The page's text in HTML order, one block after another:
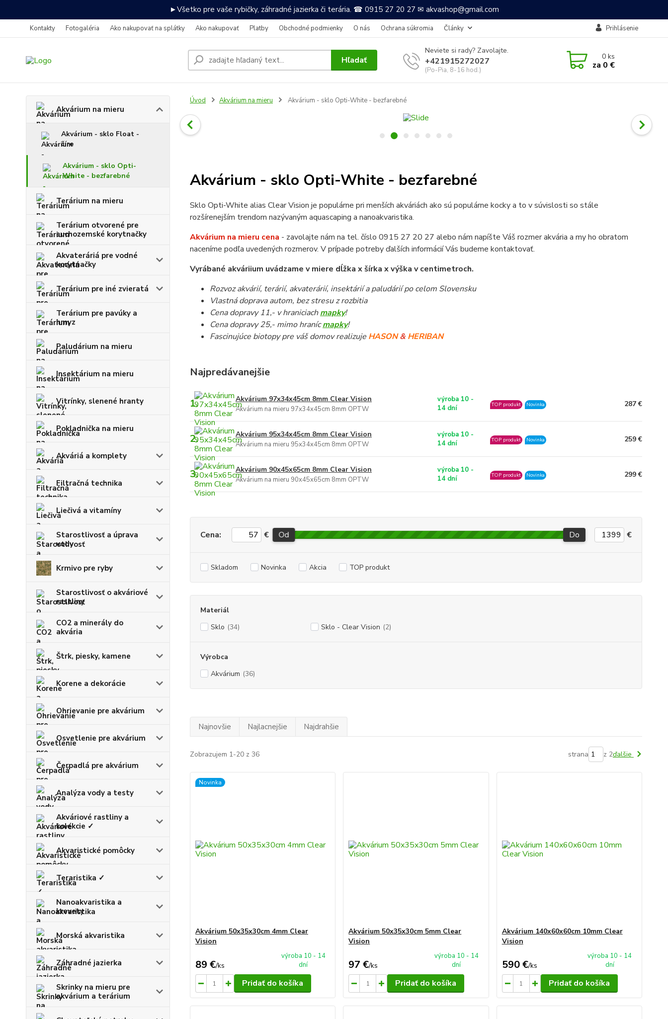
►Všetko pre vaše rybičky, záhradné jazierka či terária. ☎ 0915 27 20 27 ✉ akvashop@gmail.com
Kontakty Fotogaléria Ako nakupovať na splátky Ako nakupovať Platby Obchodné podmienky O nás Ochrana súkromia Články Prihlásenie
Hľadať
Neviete si rady? Zavolajte.
+421915272027
(Po-Pia, 8-16 hod.)
0ks
za 0 €
Akvárium na mieru
Akvárium - sklo Float -
číre
Akvárium - sklo Opti-
White - bezfarebné
Terárium na mieru
Terárium otvorené pre
suchozemské korytnačky
Akvateráriá pre vodné
korytnačky
Terárium pre iné zvieratá
Terárium pre pavúky a
hmyz
Paludárium na mieru
Insektárium na mieru
Vitrínky, slenené hranty
Pokladnička na mieru
Akváriá a komplety
Filtračná technika
Liečivá a vitamíny
Starostlivosť a úprava
vody
Krmivo pre ryby
Starostlivosť o akváriové
rastliny
CO2 a minerály do
akvária
Štrk, piesky, kamene
Korene a dekorácie
Ohrievanie pre akvárium
Osvetlenie pre akvárium
Čerpadlá pre akvárium
Analýza vody a testy
Akváriové rastliny a
kolekcie ✓
Akvaristické pomôcky
Teraristika ✓
Nanoakvaristika a
krevety
Morská akvaristika
Záhradné jazierka
Skrinky na mieru pre
akvárium a terárium
Úvod Akvárium na mieru Akvárium - sklo Opti-White - bezfarebné
Akvárium - sklo Opti-White - bezfarebné
Sklo Opti-White alias Clear Vision je populárne pri menších akváriách ako sú populárne kocky a to v súvislosti so stále
rozšírenejším trendom nazývaným aquascaping a nanoakvaristika.
Akvárium na mieru cena - zavolajte nám na tel. číslo 0915 27 20 27 alebo nám napíšte Váš rozmer akvária a my ho obratom
naceníme podľa uvedených rozmerov. V prípade potreby ďalších informácií Vás budeme kontaktovať.
Vyrábané akváriium uvádzame v miere dĺžka x šírka x výška v centimetroch.
Rozvoz akvárií, terárií, akvaterárií, insektárií a paludárií po celom Slovensku
Vlastná doprava autom, bez stresu z rozbitia
Cena dopravy 11,- v hraniciachmapky!
Cena dopravy 25,- mimo hranícmapky!
Fascinujúce biotopy pre váš domov realizuje HASON&HERIBAN
Najpredávanejšie
1. Akvárium 97x34x45cm 8mm Clear Vision
Akvárium na mieru 97x34x45cm 8mm OPTW
výroba 10 -
14 dní
TOP produkt Novinka 287 €
2. Akvárium 95x34x45cm 8mm Clear Vision
Akvárium na mieru 95x34x45cm 8mm OPTW
výroba 10 -
14 dní
TOP produkt Novinka 259 €
3. Akvárium 90x45x65cm 8mm Clear Vision
Akvárium na mieru 90x45x65cm 8mm OPTW
výroba 10 -
14 dní
TOP produkt Novinka 299 €
Cena: € Od Do €
Skladom Novinka Akcia TOP produkt
Materiál
Sklo (34) Sklo - Clear Vision (2)
Výrobca
Akvárium (36)
Najnovšie Najlacnejšie Najdrahšie
Zobrazujem 1-20 z 36 strana z 2ďalšie
Novinka
Akvárium 50x35x30cm 4mm Clear
Vision
89 €/ks
výroba 10 - 14
dní
Pridať do košíka
Akvárium 50x35x30cm 5mm Clear
Vision
97 €/ks
výroba 10 - 14
dní
Pridať do košíka
Akvárium 140x60x60cm 10mm Clear
Vision
590 €/ks
výroba 10 - 14
dní
Pridať do košíka